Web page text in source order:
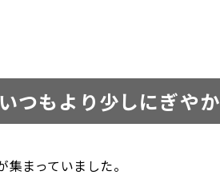
つもより少しにぎやか
まっていました。